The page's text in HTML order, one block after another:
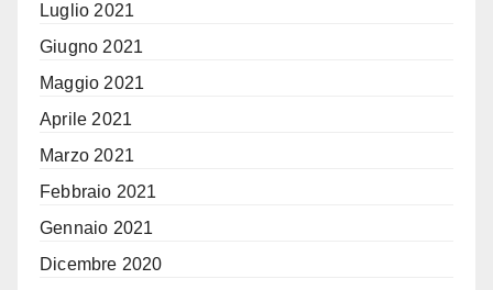
Luglio 2021
Giugno 2021
Maggio 2021
Aprile 2021
Marzo 2021
Febbraio 2021
Gennaio 2021
Dicembre 2020